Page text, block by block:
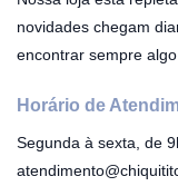
novidades chegam
encontrar sempre
Horário de
Segunda à sexta, de